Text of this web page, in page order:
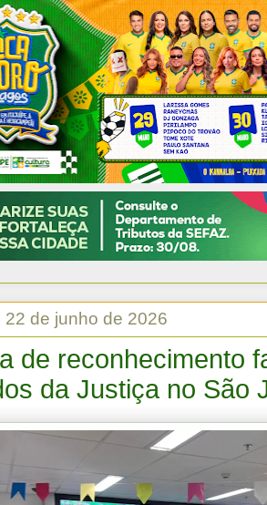
de junho de 2026
de reconhecimento
da Justiça no São